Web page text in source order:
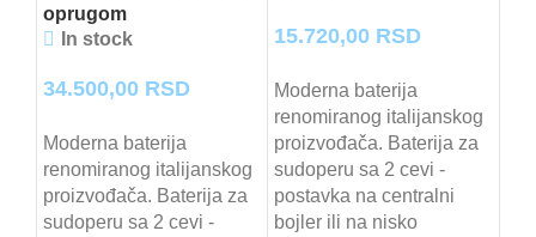
oprugom
In stock
34.500,00 RSD
Moderna baterija
renomiranog italijanskog
proizvođača. Baterija za
sudoperu sa 2 cevi -
15.720,00 RSD
Moderna baterija
renomiranog italijanskog
proizvođača. Baterija za
sudoperu sa 2 cevi -
postavka na centralni
bojler ili na nisko